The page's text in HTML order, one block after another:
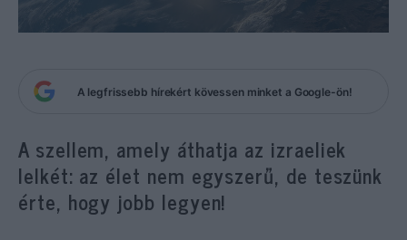
A legfrissebb hírekért kövessen minket a Google-ön!
A szellem, amely áthatja az izraeliek
lelkét: az élet nem egyszerű, de teszünk
érte, hogy jobb legyen!